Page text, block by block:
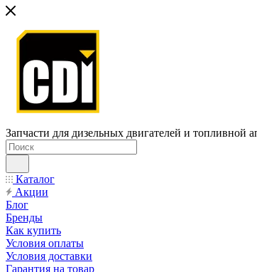
Запчасти для дизельных двигателей и топливной
Каталог
Акции
Блог
Бренды
Как купить
Условия оплаты
Условия доставки
Гарантия на товар